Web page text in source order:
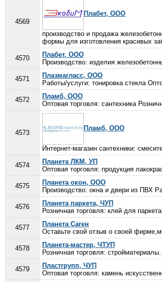
4569
Плабет, ООО
производство и продажа
формы для изготовления красивых
4570
Плабет, ООО
Производство: изделия
4571
Плазмагласс, ООО
Работы/услуги: тонировка стекла
4572
Пламб, ООО
Оптовая торговля: сантехника
4573
Пламб, ООО
Интернет-магазин сантехники:
4574
Планета ЛКМ, УП
Оптовая торговля: продукция
4575
Планета окон, ООО
Производство: окна и двери из ПВХ
4576
Планета паркета, ЧУП
Розничная торговля: клей для
4577
Планета Саген
Оставьте свой отзыв о своей
4578
Планета-мастер, ЧТУП
Розничная торговля:
4579
Пластгрупп, ЧУП
Оптовая торговля: камень